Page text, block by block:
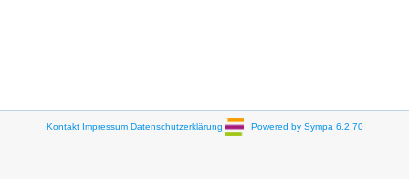
Kontakt Impressum Datenschutzerklärung Powered by Sympa 6.2.70